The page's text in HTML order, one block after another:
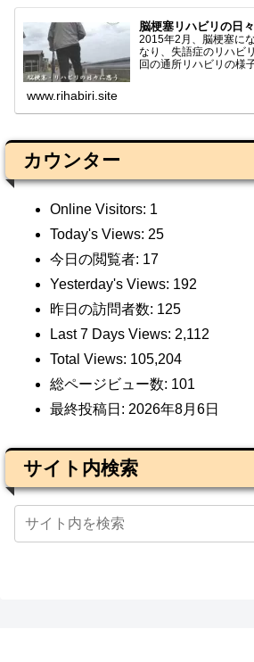
脳梗塞リハビリの日
2015年2月、脳梗塞に
なり、失語症のリハビ
回の通所リハビリの様
www.rihabiri.site
カウンター
Online Visitors: 1
Today's Views: 25
今日の閲覧者: 17
Yesterday's Views: 192
昨日の訪問者数: 125
Last 7 Days Views: 2,112
Total Views: 105,204
総ページビュー数: 101
最終投稿日: 2026年8月6日
サイト内検索